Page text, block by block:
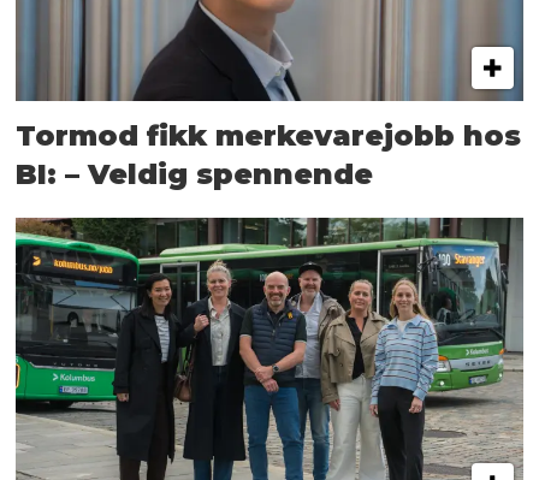
Tormod fikk merkevarejobb hos
BI: – Veldig spennende